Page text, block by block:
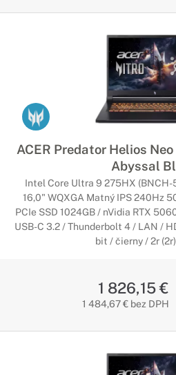
ACER Predator Helios
Abyssal
Intel Core Ultra 9 275HX
16,0" WQXGA Matný IPS 240Hz
PCIe SSD 1024GB / nVidia RTX
USB-C 3.2 / Thunderbolt 4 / LAN /
bit / čierny / 2r
1 826,15 €
1 484,67 € bez DPH